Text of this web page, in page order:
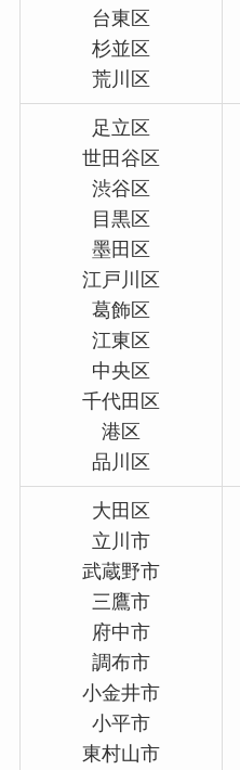
台東区
杉並区
荒川区
足立区
世田谷区
渋谷区
目黒区
墨田区
江戸川区
葛飾区
江東区
中央区
千代田区
港区
品川区
大田区
立川市
武蔵野市
三鷹市
府中市
調布市
小金井市
小平市
東村山市